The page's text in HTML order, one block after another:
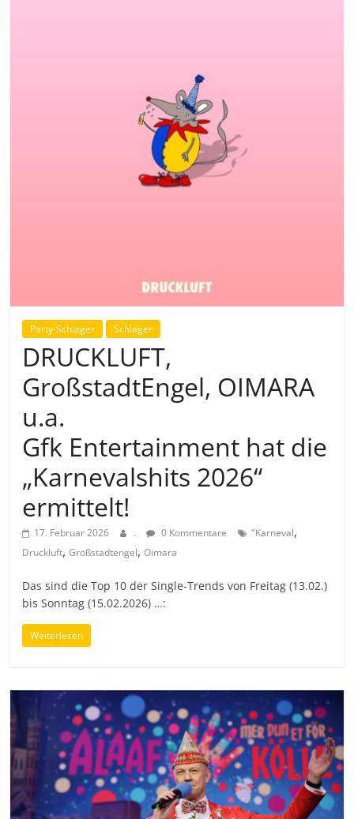
Party-Schlager Schlager
DRUCKLUFT,
GroßstadtEngel, OIMARA
u.a.
Gfk Entertainment hat die
„Karnevalshits 2026“
ermittelt!
17. Februar 2026 . 0 Kommentare "Karneval,
Druckluft,Großstadtengel,Oimara
Das sind die Top 10 der Single-Trends von Freitag (13.02.)
bis Sonntag (15.02.2026) …:
Weiterlesen